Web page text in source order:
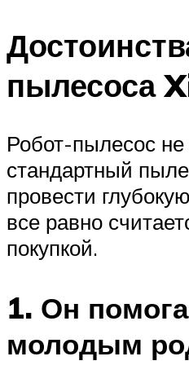
пылесоса
Робот-пылесос
стандартный
провести
все равно
покупкой.
1. Он
молодым